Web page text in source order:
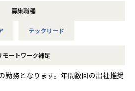
募集職種
テックリード
モートワーク補足
勤務となります。年間数回の出社推奨